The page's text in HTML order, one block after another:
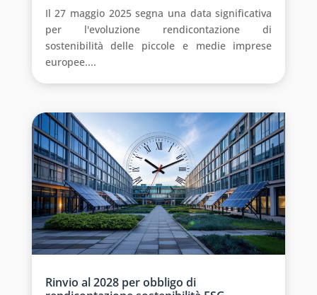
Il 27 maggio 2025 segna una data significativa
per l'evoluzione rendicontazione di
sostenibilità delle piccole e medie imprese
europee....
Rinvio al 2028 per obbligo di